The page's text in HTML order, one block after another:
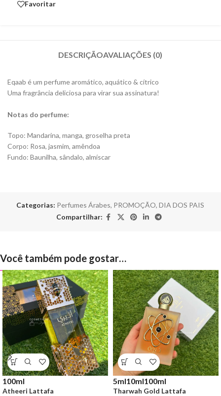
Favoritar
DESCRIÇÃOAVALIAÇÕES (0)
Eqaab é um perfume aromático, aquático & cítrico
Uma fragrância deliciosa para virar sua assinatura!
Notas do perfume:
Topo: Mandarina, manga, groselha preta
Corpo: Rosa, jasmim, amêndoa
Fundo: Baunilha, sândalo, almíscar
Categorias: Perfumes Árabes, PROMOÇÃO, DIA DOS PAIS
Compartilhar:
Você também pode gostar…
100ml
Atheeri Lattafa
5ml10ml100ml
Tharwah Gold Lattafa